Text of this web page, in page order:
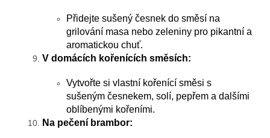
Přidejte sušený česnek do směsí na
grilování masa nebo zeleniny pro pikantní a
aromatickou chuť.
V domácích kořenících směsích:
Vytvořte si vlastní kořenící směsi s
sušeným česnekem, solí, pepřem a dalšími
oblíbenými kořeními.
Na pečení brambor: